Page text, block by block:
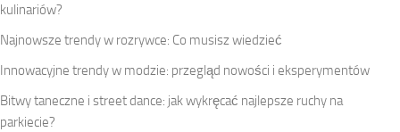
kulinariów?
Najnowsze trendy w rozrywce: Co musisz wiedzieć
Innowacyjne trendy w modzie: przegląd nowości i eksperymentów
Bitwy taneczne i street dance: jak wykręcać najlepsze ruchy na
parkiecie?